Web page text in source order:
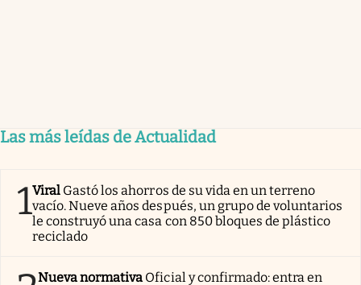
Las más leídas de Actualidad
1Viral Gastó los ahorros de su vida en un terreno
vacío. Nueve años después, un grupo de voluntarios
le construyó una casa con 850 bloques de plástico
reciclado
Nueva normativa Oficial y confirmado: entra en